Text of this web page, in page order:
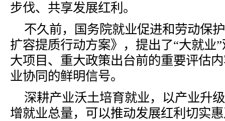
步伐、共享发展红利。
不久前，国务院就业促进和劳动保
扩容提质行动方案》，提出了“大就业
大项目、重大政策出台前的重要评估
业协同的鲜明信号。
深耕产业沃土培育就业，以产业升
增就业总量，可以推动发展红利切实